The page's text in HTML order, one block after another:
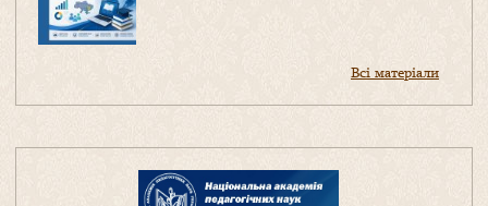
Всі матеріали